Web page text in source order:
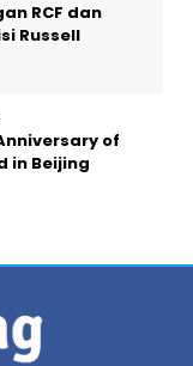
RCF dan
Russell
of
in Beijing